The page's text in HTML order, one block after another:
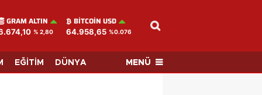
GRAM ALTIN
% 2,80
BITCOIN USD
64.958,65 %0.076
EĞİTİM DÜNYA MENÜ